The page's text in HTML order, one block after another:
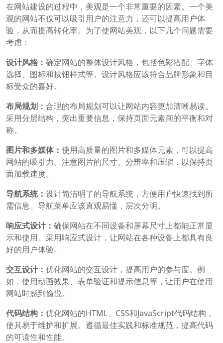
在网站建设的过程中，美观是一个非常重要的因素。一个美
观的网站不仅可以吸引用户的注意力，还可以提高用户体
验，从而提高转化率。为了使网站美观，以下几个问题需要
考虑：
设计风格： 确定网站的整体设计风格，包括色彩搭配、字体
选择、图标和按钮样式等。设计风格应该符合品牌形象和目
标受众的喜好。
布局规划： 合理的布局规划可以让网站内容更加清晰易读。
采用分层结构，突出重要信息，保持页面元素间的平衡和对
称。
图片和多媒体： 使用高质量的图片和多媒体元素，可以提高
网站的吸引力。注意图片的尺寸、分辨率和压缩，以保持页
面加载速度。
导航系统： 设计简洁明了的导航系统，方便用户快速找到所
需信息。导航菜单应该直观易懂，层次分明。
响应式设计： 确保网站在不同设备和屏幕尺寸上都能正常显
示和使用。采用响应式设计，让网站在各种设备上都具有良
好的用户体验。
交互设计： 优化网站的交互设计，提高用户的参与度。例
如，使用动画效果、表单验证和提示信息等，让用户在使用
网站时感到愉悦。
代码结构： 优化网站的HTML、CSS和JavaScript代码结构，
使其易于维护和扩展。遵循最佳实践和标准规范，提高代码
的可读性和性能。